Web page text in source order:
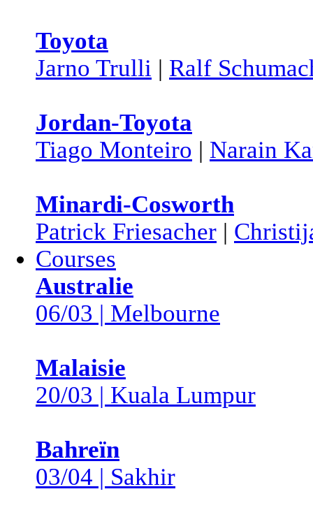
Toyota
Jarno Trulli | Ralf
Jordan-Toyota
Tiago Monteiro | Narain
Minardi-Cosworth
Patrick Friesacher |
Courses
Australie
06/03 | Melbourne
Malaisie
20/03 | Kuala Lumpur
Bahreïn
03/04 | Sakhir